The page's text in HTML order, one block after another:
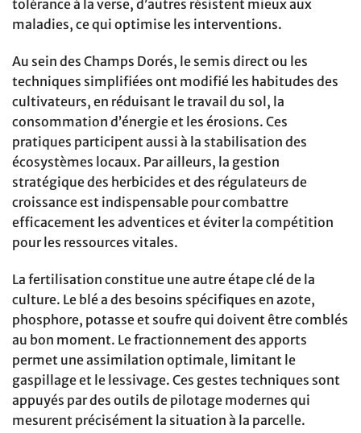
tolérance à la verse, d’autres résistent mieux aux
maladies, ce qui optimise les interventions.
Au sein des Champs Dorés, le semis direct ou les
techniques simplifiées ont modifié les habitudes des
cultivateurs, en réduisant le travail du sol, la
consommation d’énergie et les érosions. Ces
pratiques participent aussi à la stabilisation des
écosystèmes locaux. Par ailleurs, la gestion
stratégique des herbicides et des régulateurs de
croissance est indispensable pour combattre
efficacement les adventices et éviter la compétition
pour les ressources vitales.
La fertilisation constitue une autre étape clé de la
culture. Le blé a des besoins spécifiques en azote,
phosphore, potasse et soufre qui doivent être comblés
au bon moment. Le fractionnement des apports
permet une assimilation optimale, limitant le
gaspillage et le lessivage. Ces gestes techniques sont
appuyés par des outils de pilotage modernes qui
mesurent précisément la situation à la parcelle.